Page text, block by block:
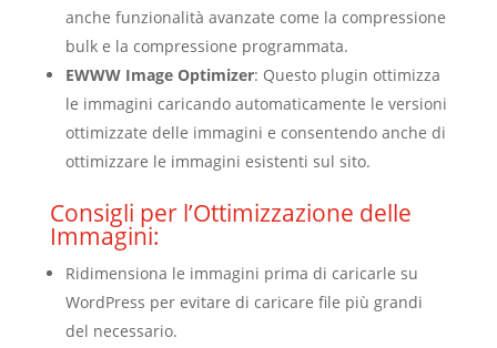
anche funzionalità avanzate come la compressione
bulk e la compressione programmata.
EWWW Image Optimizer: Questo plugin ottimizza
le immagini caricando automaticamente le versioni
ottimizzate delle immagini e consentendo anche di
ottimizzare le immagini esistenti sul sito.
Consigli per l’Ottimizzazione delle
Immagini:
Ridimensiona le immagini prima di caricarle su
WordPress per evitare di caricare file più grandi
del necessario.